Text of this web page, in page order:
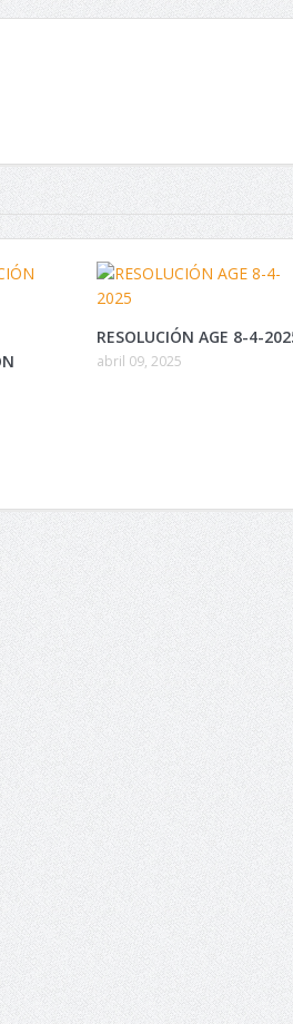
RESOLUCIÓN AGE 8-4-
abril 09, 2025